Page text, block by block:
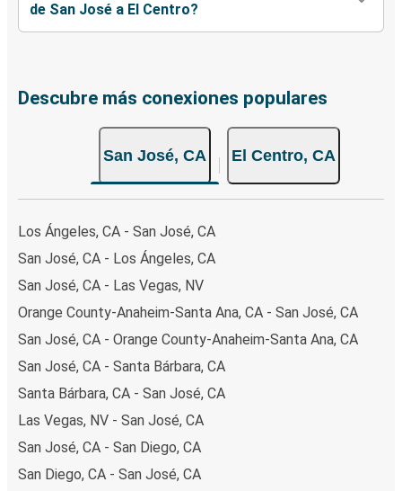
de San José a El Centro?
Descubre más conexiones populares
San José, CA El Centro, CA
Los Ángeles, CA - San José, CA
San José, CA - Los Ángeles, CA
San José, CA - Las Vegas, NV
Orange County-Anaheim-Santa Ana, CA - San José, CA
San José, CA - Orange County-Anaheim-Santa Ana, CA
San José, CA - Santa Bárbara, CA
Santa Bárbara, CA - San José, CA
Las Vegas, NV - San José, CA
San José, CA - San Diego, CA
San Diego, CA - San José, CA